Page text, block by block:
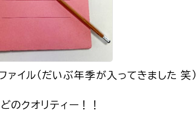
イル（だいぶ年季が入ってきました 笑）
のクオリティー！！